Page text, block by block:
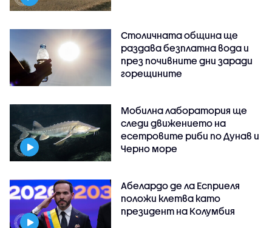
Столичната община ще
раздава безплатна вода и
през почивните дни заради
горещините
Мобилна лаборатория ще
следи движението на
есетровите риби по Дунав и
Черно море
Абелардо де ла Есприеля
положи клетва като
президент на Колумбия